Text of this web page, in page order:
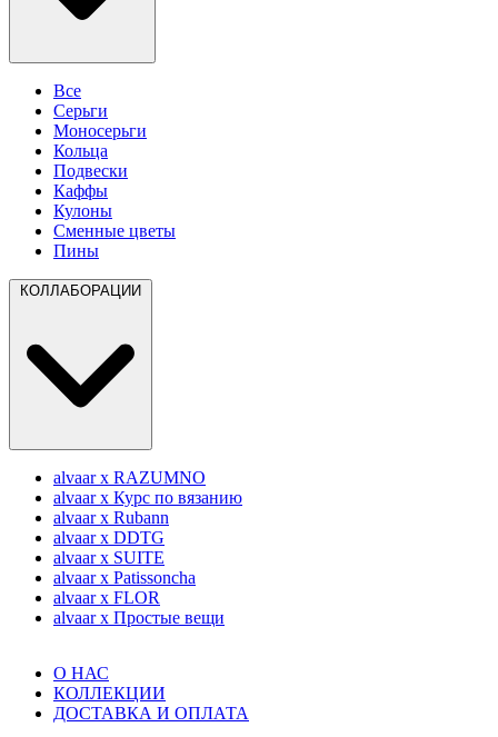
Все
Серьги
Моносерьги
Кольца
Подвески
Каффы
Кулоны
Сменные цветы
Пины
alvaar x RAZUMNO
alvaar x Курс по вязанию
alvaar x Rubann
alvaar x DDTG
alvaar x SUITE
alvaar x Patissoncha
alvaar x FLOR
alvaar x Простые вещи
О НАС
КОЛЛЕКЦИИ
ДОСТАВКА И ОПЛАТА